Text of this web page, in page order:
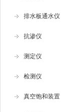
排水板通水仪
抗渗仪
测定仪
检测仪
真空饱和装置